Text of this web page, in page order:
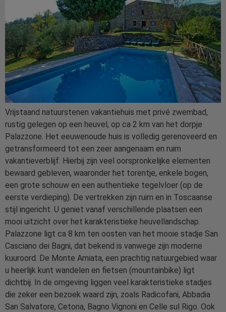
Vrijstaand natuurstenen vakantiehuis met privé zwembad,
rustig gelegen op een heuvel, op ca 2 km van het dorpje
Palazzone. Het eeuwenoude huis is volledig gerenoveerd en
getransformeerd tot een zeer aangenaam en ruim
vakantieverblijf. Hierbij zijn veel oorspronkelijke elementen
bewaard gebleven, waaronder het torentje, enkele bogen,
een grote schouw en een authentieke tegelvloer (op de
eerste verdieping). De vertrekken zijn ruim en in Toscaanse
stijl ingericht. U geniet vanaf verschillende plaatsen een
mooi uitzicht over het karakteristieke heuvellandschap.
Palazzone ligt ca 8 km ten oosten van het mooie stadje San
Casciano dei Bagni, dat bekend is vanwege zijn moderne
kuuroord. De Monte Amiata, een prachtig natuurgebied waar
u heerlijk kunt wandelen en fietsen (mountainbike) ligt
dichtbij. In de omgeving liggen veel karakteristieke stadjes
die zeker een bezoek waard zijn, zoals Radicofani, Abbadia
San Salvatore, Cetona, Bagno Vignoni en Celle sul Rigo. Ook